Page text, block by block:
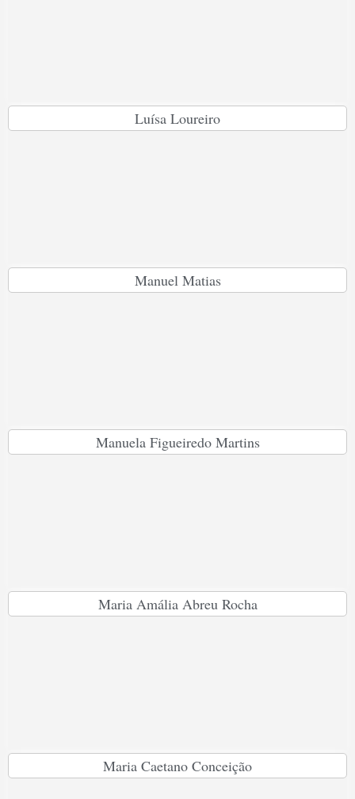
Luísa Loureiro
Manuel Matias
Manuela Figueiredo Martins
Maria Amália Abreu Rocha
Maria Caetano Conceição